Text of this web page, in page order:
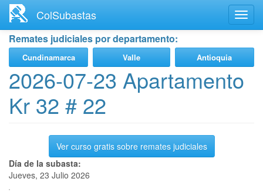
contenido
principal
ColSubastas
Remates judiciales por departamento:
Cundinamarca Valle Antioquia
2026-07-23 Apartamento
Kr 32 # 22
Ver curso gratis sobre remates judiciales
Día de la subasta:
Jueves, 23 Julio 2026